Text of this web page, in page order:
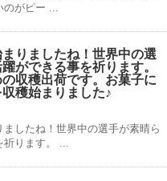
がピー ...
りましたね！世界中の選
ができる事を祈ります。
収穫出荷です。お菓子に
穫始まりました♪
したね！世界中の選手が素晴ら
ります。 ...